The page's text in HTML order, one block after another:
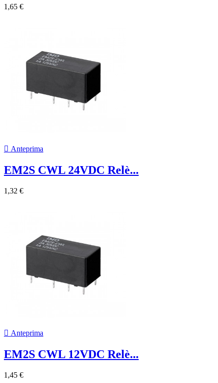
1,65 €
 Anteprima
EM2S CWL 24VDC Relè...
1,32 €
 Anteprima
EM2S CWL 12VDC Relè...
1,45 €